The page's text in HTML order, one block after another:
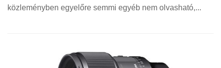
közleményben egyelőre semmi egyéb nem olvasható,...